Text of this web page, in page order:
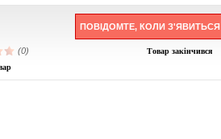
ПОВІДОМТЕ, КОЛИ З'ЯВИТЬСЯ
(0) Товар закінчився